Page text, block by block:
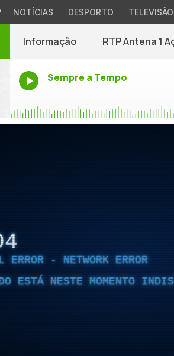
NOTÍCIAS DESPORTO TELEVISÃO
Informação RTP Antena 1
Sempre a Tempo
- NETWORK ERROR
ESTÁ NESTE MOMENTO